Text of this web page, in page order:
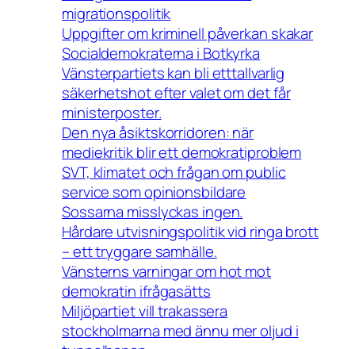
migrationspolitik
Uppgifter om kriminell påverkan skakar
Socialdemokraterna i Botkyrka
Vänsterpartiets kan bli etttallvarlig
säkerhetshot efter valet om det får
ministerposter.
Den nya åsiktskorridoren: när
mediekritik blir ett demokratiproblem
SVT, klimatet och frågan om public
service som opinionsbildare
Sossarna misslyckas ingen.
Hårdare utvisningspolitik vid ringa brott
– ett tryggare samhälle.
Vänsterns varningar om hot mot
demokratin ifrågasätts
Miljöpartiet vill trakassera
stockholmarna med ännu mer oljud i